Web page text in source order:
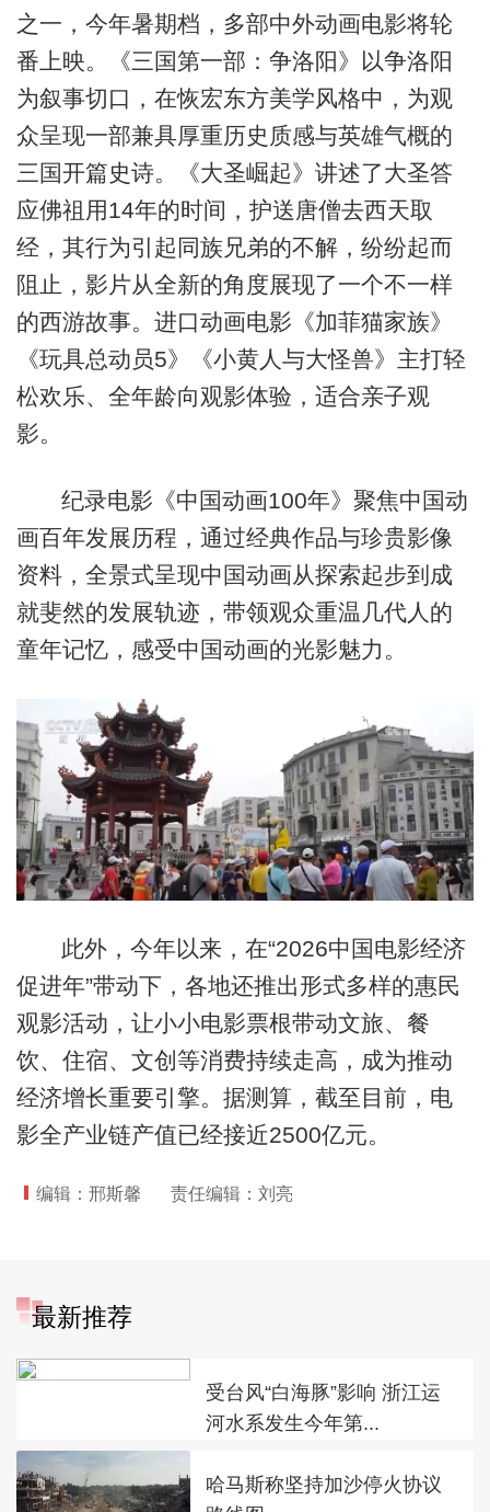
之一，今年暑期档，多部中外动画电影将轮
番上映。《三国第一部：争洛阳》以争洛阳
为叙事切口，在恢宏东方美学风格中，为观
众呈现一部兼具厚重历史质感与英雄气概的
三国开篇史诗。《大圣崛起》讲述了大圣答
应佛祖用14年的时间，护送唐僧去西天取
经，其行为引起同族兄弟的不解，纷纷起而
阻止，影片从全新的角度展现了一个不一样
的西游故事。进口动画电影《加菲猫家族》
《玩具总动员5》《小黄人与大怪兽》主打轻
松欢乐、全年龄向观影体验，适合亲子观
影。
纪录电影《中国动画100年》聚焦中国动
画百年发展历程，通过经典作品与珍贵影像
资料，全景式呈现中国动画从探索起步到成
就斐然的发展轨迹，带领观众重温几代人的
童年记忆，感受中国动画的光影魅力。
此外，今年以来，在“2026中国电影经济
促进年”带动下，各地还推出形式多样的惠民
观影活动，让小小电影票根带动文旅、餐
饮、住宿、文创等消费持续走高，成为推动
经济增长重要引擎。据测算，截至目前，电
影全产业链产值已经接近2500亿元。
编辑：邢斯馨 责任编辑：刘亮
最新推荐
受台风“白海豚”影响 浙江运
河水系发生今年第...
哈马斯称坚持加沙停火协议